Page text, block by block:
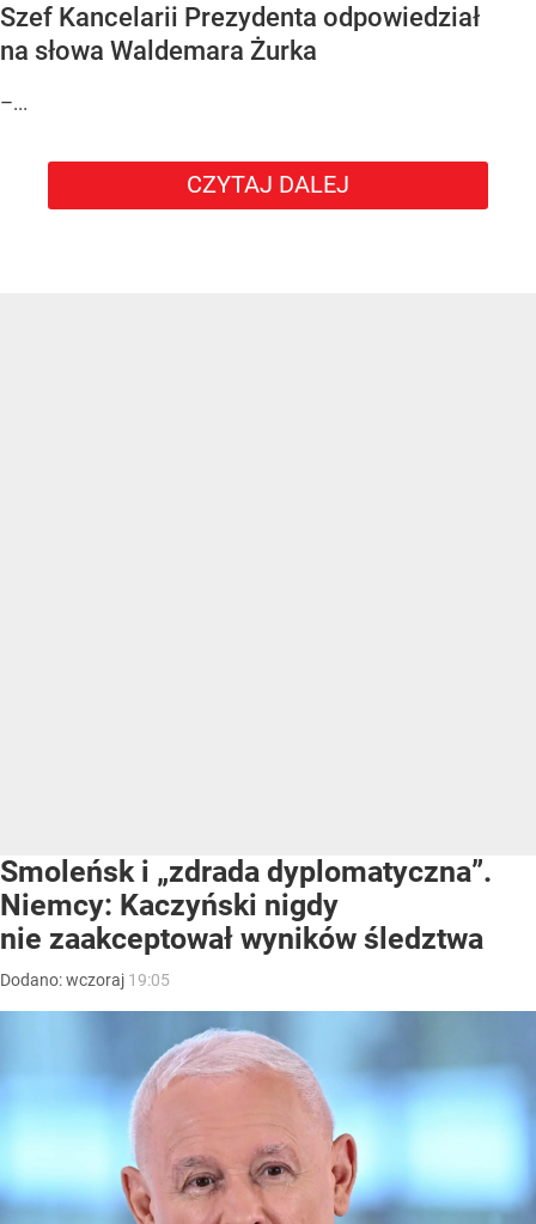
Szef Kancelarii Prezydenta odpowiedział
na słowa Waldemara Żurka
–...
CZYTAJ DALEJ
Smoleńsk i „zdrada dyplomatyczna”.
Niemcy: Kaczyński nigdy
nie zaakceptował wyników śledztwa
Dodano:wczoraj 19:05